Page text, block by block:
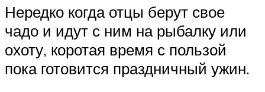
Нередко когда отцы берут свое
чадо и идут с ним на рыбалку или
охоту, коротая время с пользой
пока готовится праздничный ужин.